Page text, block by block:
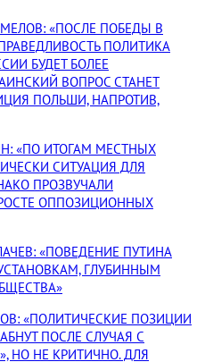
«ПОСЛЕ ПОБЕДЫ В
ПОЛИТИКА
БУДЕТ БОЛЕЕ
ВОПРОС СТАНЕТ
ПОЛЬШИ, НАПРОТИВ,
«ПО ИТОГАМ МЕСТНЫХ
СИТУАЦИЯ ДЛЯ
ПРОЗВУЧАЛИ
ОППОЗИЦИОННЫХ
«ПОВЕДЕНИЕ ПУТИНА
ГЛУБИННЫМ
«ПОЛИТИЧЕСКИЕ ПОЗИЦИИ
ПОСЛЕ СЛУЧАЯ С
НО НЕ КРИТИЧНО. ДЛЯ